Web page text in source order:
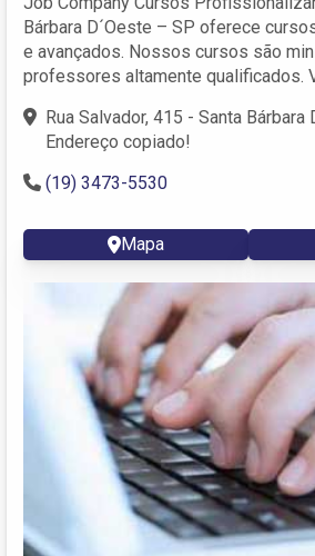
Bárbara D´Oeste – SP oferece
e avançados. Nossos cursos são
professores altamente qualificados.
Rua Salvador, 415 - Santa Bárbara
Endereço copiado!
(19) 3473-5530
Mapa